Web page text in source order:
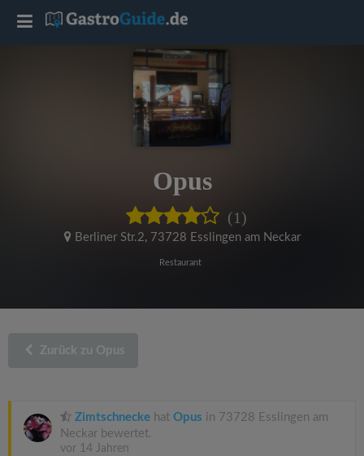
Opus
(1)
Berliner Str.2, 73728 Esslingen am Neckar
Restaurant
Zurück zu Opus
Zimtschnecke hat Opus in 73728 Esslingen am
Neckar bewertet.
vor 14 Jahren
T